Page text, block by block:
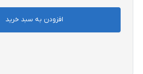
افزودن به سبد خرید